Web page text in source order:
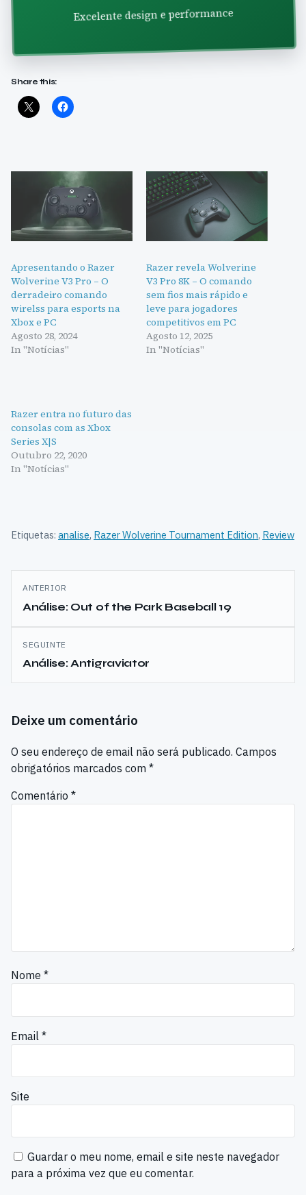
Excelente design e performance
Share this:
Apresentando o Razer
Wolverine V3 Pro – O
derradeiro comando
wirelss para esports na
Xbox e PC
Agosto 28, 2024
In "Notícias"
Razer revela Wolverine
V3 Pro 8K – O comando
sem fios mais rápido e
leve para jogadores
competitivos em PC
Agosto 12, 2025
In "Notícias"
Razer entra no futuro das
consolas com as Xbox
Series X|S
Outubro 22, 2020
In "Notícias"
Etiquetas: analise, Razer Wolverine Tournament Edition, Review
Navegação
de
artigos
ANTERIOR
Análise: Out of the Park Baseball 19
SEGUINTE
Análise: Antigraviator
Deixe um comentário
O seu endereço de email não será publicado. Campos
obrigatórios marcados com *
Comentário *
Nome *
Email *
Site
Guardar o meu nome, email e site neste navegador
para a próxima vez que eu comentar.